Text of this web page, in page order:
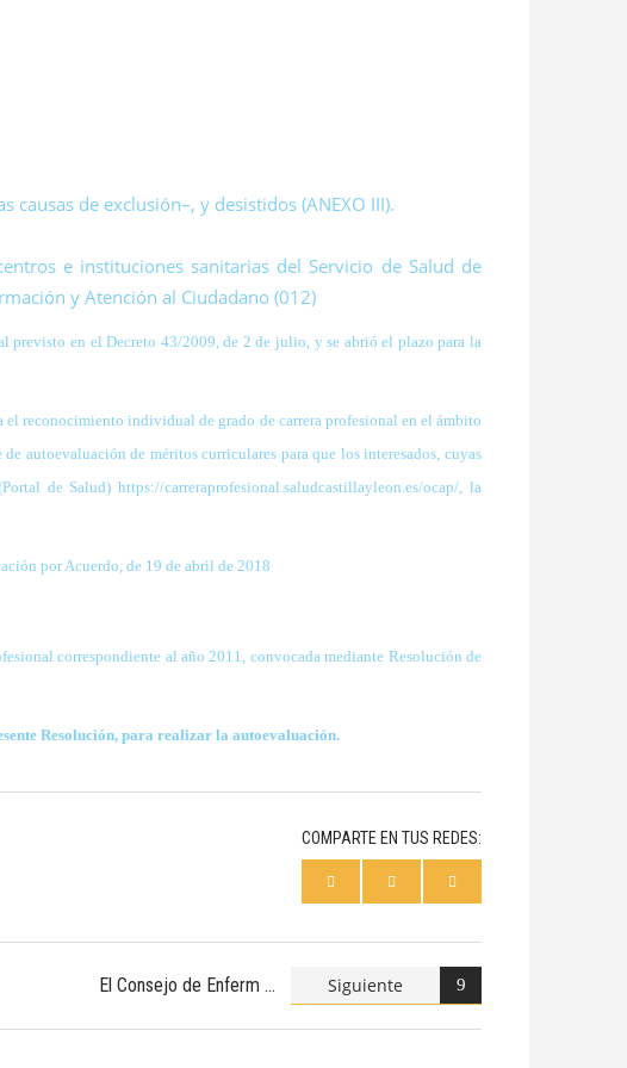
de exclusión–, y desistidos (ANEXO III).
e instituciones sanitarias del Servicio de Salud de
y Atención al Ciudadano (012)
previsto en el Decreto 43/2009, de 2 de julio, y se abrió el plazo para la
el reconocimiento individual de grado decarrera profesional en el ámbito
de autoevaluaciónde méritos curriculares para que los interesados, cuyas
de Salud) https://carreraprofesional.saludcastillayleon.es/ocap/, la
por Acuerdo, de 19 de abril de 2018
correspondiente al año 2011, convocada mediante Resolución de
Resolución, para realizar la autoevaluación.
COMPARTE EN TUS REDES:
El Consejo de Enferm Siguiente